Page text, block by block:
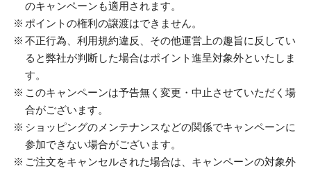
のキャンペーンも適用されます。
ポイントの権利の譲渡はできません。
不正行為、利用規約違反、その他運営上の趣旨に反してい
ると弊社が判断した場合はポイント進呈対象外といたしま
す。
このキャンペーンは予告無く変更・中止させていただく場
合がございます。
ショッピングのメンテナンスなどの関係でキャンペーンに
参加できない場合がございます。
ご注文をキャンセルされた場合は、キャンペーンの対象外